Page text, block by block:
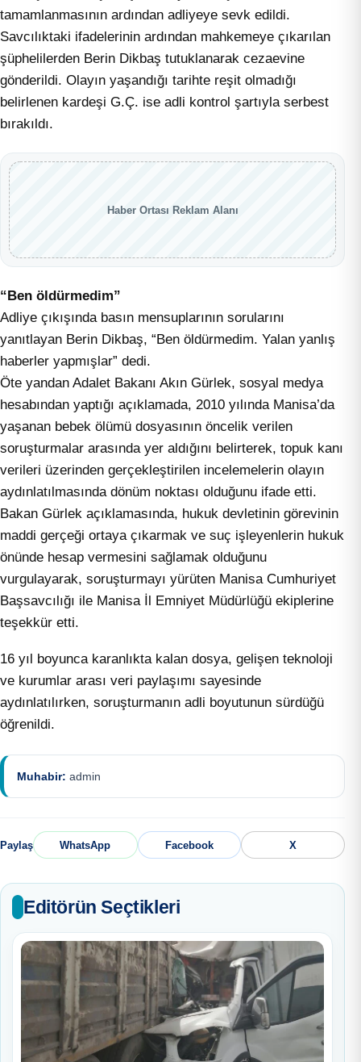
tamamlanmasının ardından adliyeye sevk edildi.
Savcılıktaki ifadelerinin ardından mahkemeye çıkarılan
şüphelilerden Berin Dikbaş tutuklanarak cezaevine
gönderildi. Olayın yaşandığı tarihte reşit olmadığı
belirlenen kardeşi G.Ç. ise adli kontrol şartıyla serbest
bırakıldı.
Haber Ortası Reklam Alanı
“Ben öldürmedim”
Adliye çıkışında basın mensuplarının sorularını
yanıtlayan Berin Dikbaş, “Ben öldürmedim. Yalan yanlış
haberler yapmışlar” dedi.
Öte yandan Adalet Bakanı Akın Gürlek, sosyal medya
hesabından yaptığı açıklamada, 2010 yılında Manisa’da
yaşanan bebek ölümü dosyasının öncelik verilen
soruşturmalar arasında yer aldığını belirterek, topuk kanı
verileri üzerinden gerçekleştirilen incelemelerin olayın
aydınlatılmasında dönüm noktası olduğunu ifade etti.
Bakan Gürlek açıklamasında, hukuk devletinin görevinin
maddi gerçeği ortaya çıkarmak ve suç işleyenlerin hukuk
önünde hesap vermesini sağlamak olduğunu
vurgulayarak, soruşturmayı yürüten Manisa Cumhuriyet
Başsavcılığı ile Manisa İl Emniyet Müdürlüğü ekiplerine
teşekkür etti.
16 yıl boyunca karanlıkta kalan dosya, gelişen teknoloji
ve kurumlar arası veri paylaşımı sayesinde
aydınlatılırken, soruşturmanın adli boyutunun sürdüğü
öğrenildi.
Muhabir: admin
Paylaş WhatsApp Facebook X
Editörün Seçtikleri